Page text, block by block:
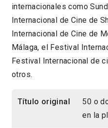
internacionales como
Internacional de Cine de
Internacional de Cine de
Málaga, el Festival
Festival Internacional de
otros.
Título original
50 o
en la